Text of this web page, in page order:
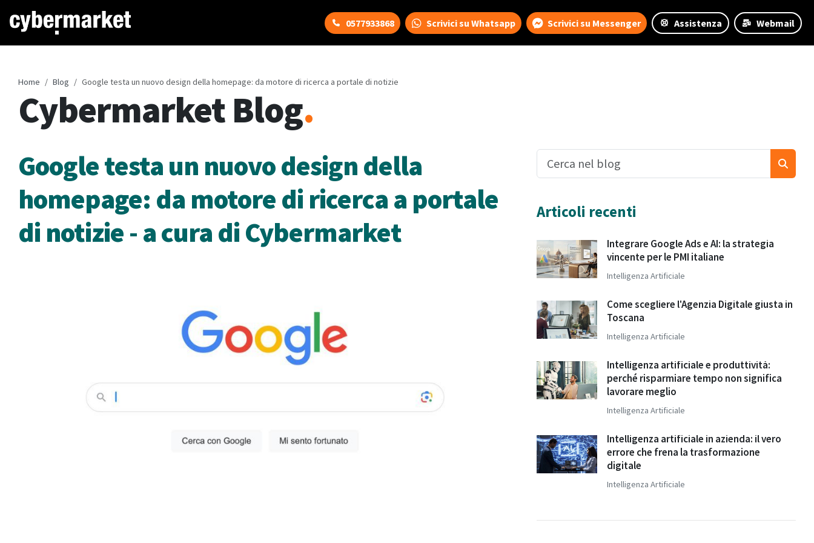
0577933868 Scrivici su Whatsapp Scrivici su Messenger Assistenza Webmail
Home Blog Google testa un nuovo design della homepage: da motore di ricerca a portale di notizie
Cybermarket Blog.
Google testa un nuovo design della
homepage: da motore di ricerca a portale
di notizie - a cura di Cybermarket
Articoli recenti
Integrare Google Ads e AI: la strategia
vincente per le PMI italiane
Intelligenza Artificiale
Come scegliere l'Agenzia Digitale giusta in
Toscana
Intelligenza Artificiale
Intelligenza artificiale e produttività:
perché risparmiare tempo non significa
lavorare meglio
Intelligenza Artificiale
Intelligenza artificiale in azienda: il vero
errore che frena la trasformazione
digitale
Intelligenza Artificiale